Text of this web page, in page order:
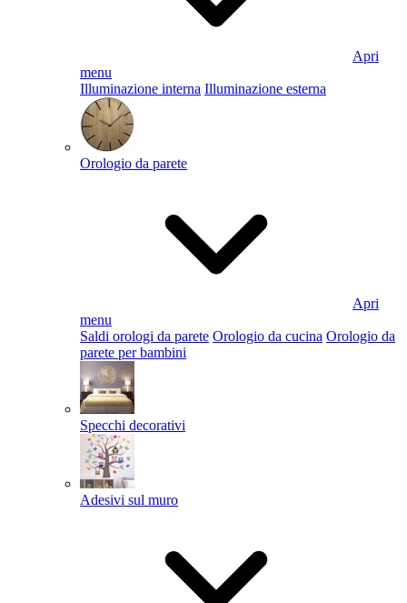
Apri
menu
Illuminazione interna Illuminazione esterna
Orologio da parete
Apri
menu
Saldi orologi da parete Orologio da cucina Orologio da
parete per bambini
Specchi decorativi
Adesivi sul muro